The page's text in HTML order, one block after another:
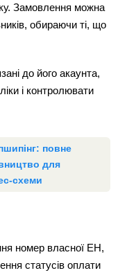
Замовлення можна
обираючи ті, що
до його акаунта,
і контролювати
повне
для
схеми
номер власної ЕН,
статусів оплати